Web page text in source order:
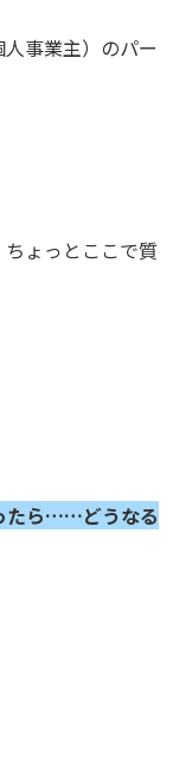
事業主）のパー
ょっとここで質
たら……どうなる